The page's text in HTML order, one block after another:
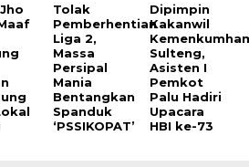
Tolak
Pemberhentian
Liga 2,
Massa
Persipal
Mania
Bentangkan
Spanduk
‘PSSIKOPAT’
Dipimpin
Kakanwil
Sulteng,
Asisten I
Pemkot
Palu Hadiri
Upacara
HBI ke-73